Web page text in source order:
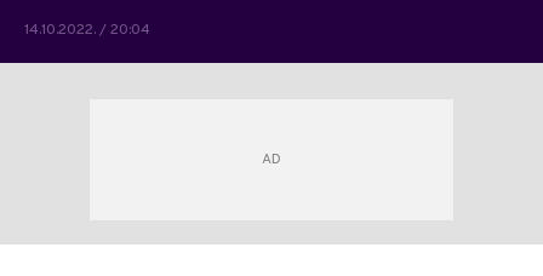
14.10.2022. / 20:04